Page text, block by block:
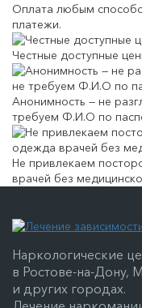
Оплата любым
платежи.
Честные доступные
Анонимность — не
требуем Ф.И.О по
Не привлекаем
врачей без
Наркологические
в Ростове-на-Дону,
и других городах.